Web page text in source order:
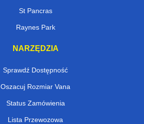
St Pancras
Raynes Park
NARZĘDZIA
Sprawdź Dostępność
Oszacuj Rozmiar Vana
Status Zamówienia
Lista Przewozowa